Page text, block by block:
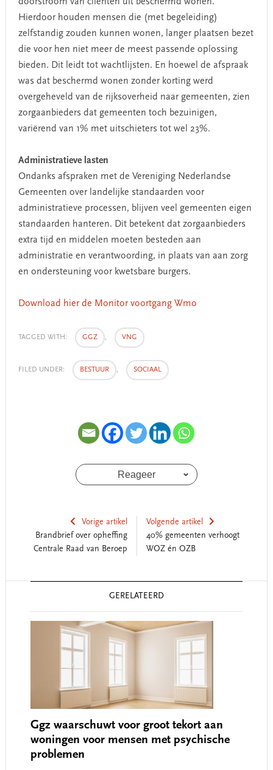
Hierdoor houden mensen die (met begeleiding)
zelfstandig zouden kunnen wonen, langer plaatsen bezet
die voor hen niet meer de meest passende oplossing
bieden. Dit leidt tot wachtlijsten. En hoewel de afspraak
was dat beschermd wonen zonder korting werd
overgeheveld van de rijksoverheid naar gemeenten, zien
zorgaanbieders dat gemeenten toch bezuinigen,
variërend van 1% met uitschieters tot wel 23%.
Administratieve lasten
Ondanks afspraken met de Vereniging Nederlandse
Gemeenten over landelijke standaarden voor
administratieve processen, blijven veel gemeenten eigen
standaarden hanteren. Dit betekent dat zorgaanbieders
extra tijd en middelen moeten besteden aan
administratie en verantwoording, in plaats van aan zorg
en ondersteuning voor kwetsbare burgers.
Download hier de Monitor voortgang Wmo
TAGGED WITH: GGZ , VNG
FILED UNDER: BESTUUR , SOCIAAL
Reageer
Vorige artikel
Brandbrief over opheffing
Centrale Raad van Beroep
Volgende artikel
40% gemeenten verhoogt
WOZ én OZB
GERELATEERD
Ggz waarschuwt voor groot tekort aan
woningen voor mensen met psychische
problemen